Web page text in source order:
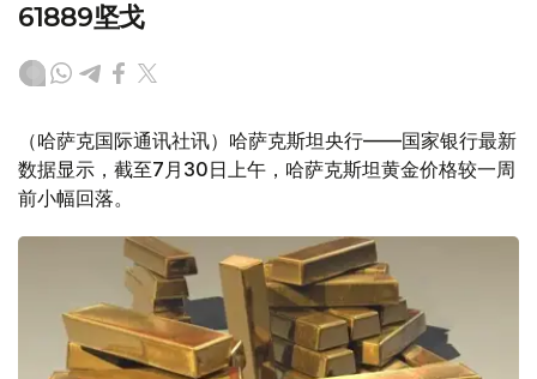
61889坚戈
（哈萨克国际通讯社讯）哈萨克斯坦央行——国家银行最新
数据显示，截至7月30日上午，哈萨克斯坦黄金价格较一周
前小幅回落。